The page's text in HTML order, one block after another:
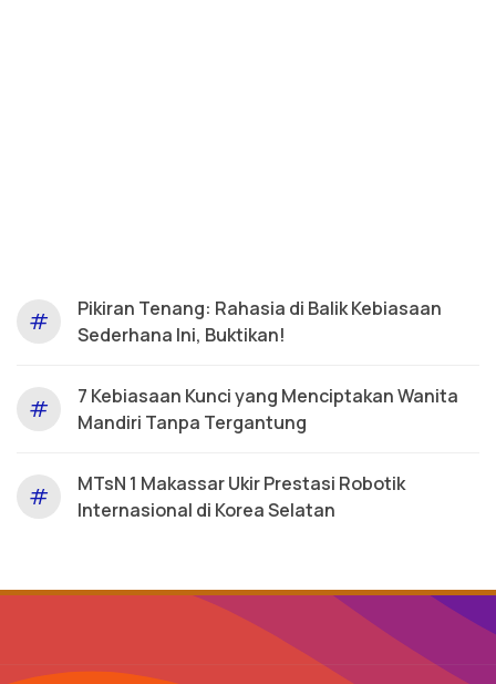
#
Pikiran Tenang: Rahasia di Balik Kebiasaan
Sederhana Ini, Buktikan!
#
7 Kebiasaan Kunci yang Menciptakan Wanita
Mandiri Tanpa Tergantung
#
MTsN 1 Makassar Ukir Prestasi Robotik
Internasional di Korea Selatan